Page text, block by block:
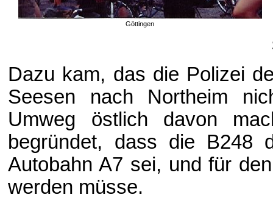
Göttingen
Dazu kam, das die Polizei
Seesen nach Northeim
Umweg östlich davon
begründet, dass die B248
Autobahn A7 sei, und für
werden müsse.